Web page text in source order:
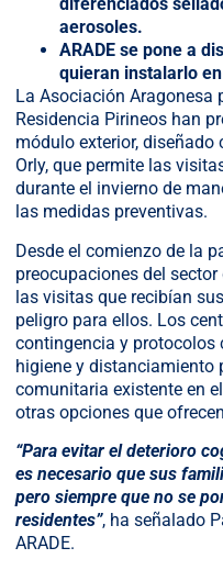
aerosoles.
ARADE se pone a
quieran instalarlo
La Asociación Aragonesa
Residencia Pirineos han
módulo exterior,
Orly, que permite las
durante el invierno de
las medidas preventivas.
Desde el comienzo de la
preocupaciones del
las visitas que recibían
peligro para ellos. Los
contingencia y protocolos
higiene y distanciamiento
comunitaria existente en
otras opciones que
“Para evitar el deterioro
es necesario que sus
pero siempre que no se
residentes”, ha señalado
ARADE.